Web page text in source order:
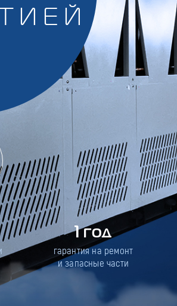
1 год
гарантия на ремонт
и запасные части